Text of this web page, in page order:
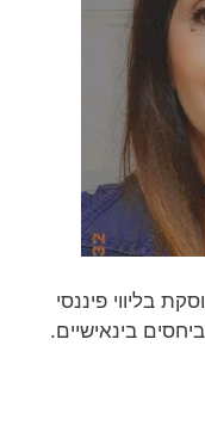
בליווי פיננסי
בינאישיים.